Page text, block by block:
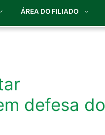
ÁREA DO FILIADO
defesa do